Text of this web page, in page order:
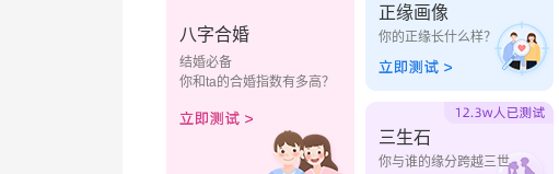
八字合婚
结婚必备
你和ta的合婚指数有多高？
正缘画像
你的正缘长什么样？
三生石
你与谁的缘分跨越三世